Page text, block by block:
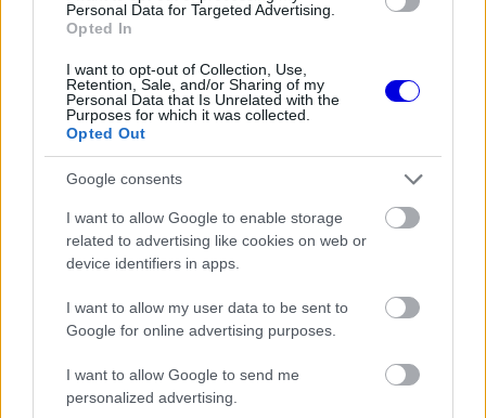
Personal Data for Targeted Advertising.
Opted In
I want to opt-out of Collection, Use,
Retention, Sale, and/or Sharing of my
Personal Data that Is Unrelated with the
Purposes for which it was collected.
Opted Out
Google consents
I want to allow Google to enable storage
related to advertising like cookies on web or
device identifiers in apps.
I want to allow my user data to be sent to
Google for online advertising purposes.
I want to allow Google to send me
personalized advertising.
tizeddel maradt el csapattársától. Verstappen
közel került Piastri idejéhez, de nem tudta
megjavítani. Hamiltonnak ezúttal sem jött össze a
továbbjutás, zsinórban harmadszor esett ki Q1-
ben, ismét csak néhány ezreddel lemaradva.
Kiesők a Q1-ben: Hamilton, Albon, Hülkenberg,
Gasly, Colapinto
A második szakaszban Verstappen nyitotta meg a
sort, és használt gumikkal is az élre állt 1:22.912-
es idővel. Russell azonban hamarosan átvette a